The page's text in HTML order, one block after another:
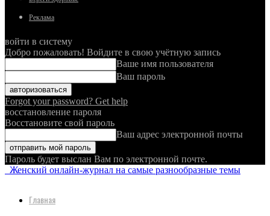
Реклама
войти в систему
Добро пожаловать! Войдите в свою учётную запись
Ваше имя пользователя
Ваш пароль
Forgot your password? Get help
восстановление пароля
Восстановите свой пароль
Ваш адрес электронной почты
Пароль будет выслан Вам по электронной почте.
Женский онлайн-журнал на самые разнообразные темы
Главная